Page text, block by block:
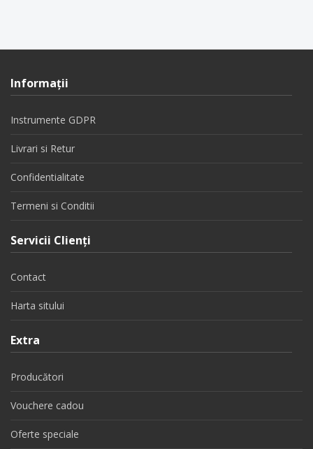
Informaţii
Instrumente GDPR
Livrari si Retur
Confidentialitate
Termeni si Conditii
Servicii Clienţi
Contact
Harta sitului
Extra
Producători
Vouchere cadou
Oferte speciale